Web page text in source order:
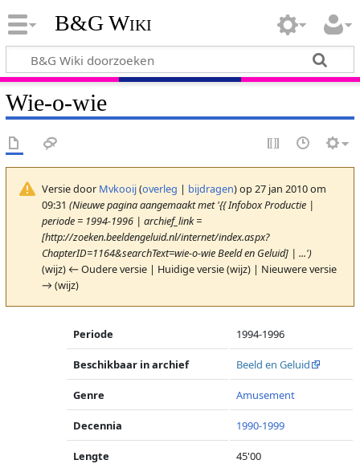
B&G Wiki
Wie-o-wie
Versie door Mvkooij(overleg | bijdragen)op 27 jan 2010 om
09:31 (Nieuwe pagina aangemaakt met '{{ Infobox Productie |
periode = 1994-1996 | archief_link =
[http://zoeken.beeldengeluid.nl/internet/index.aspx?
ChapterID=1164&searchText=wie-o-wie Beeld en Geluid] | ...')
(wijz) ← Oudere versie | Huidige versie (wijz) | Nieuwere versie
→ (wijz)
Periode 1994-1996
Beschikbaar in archief Beeld en Geluid
Genre Amusement
Decennia 1990-1999
Lengte 45'00